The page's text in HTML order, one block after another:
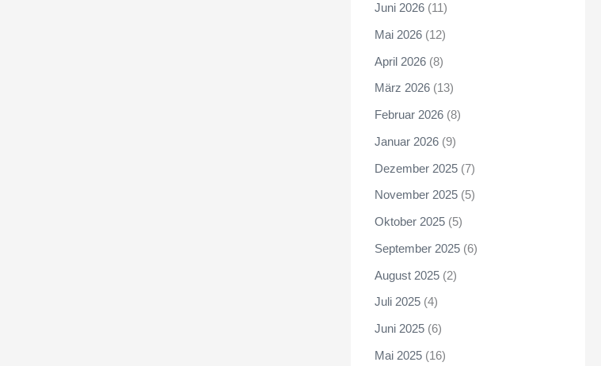
Juni 2026 (11)
Mai 2026 (12)
April 2026 (8)
März 2026 (13)
Februar 2026 (8)
Januar 2026 (9)
Dezember 2025 (7)
November 2025 (5)
Oktober 2025 (5)
September 2025 (6)
August 2025 (2)
Juli 2025 (4)
Juni 2025 (6)
Mai 2025 (16)